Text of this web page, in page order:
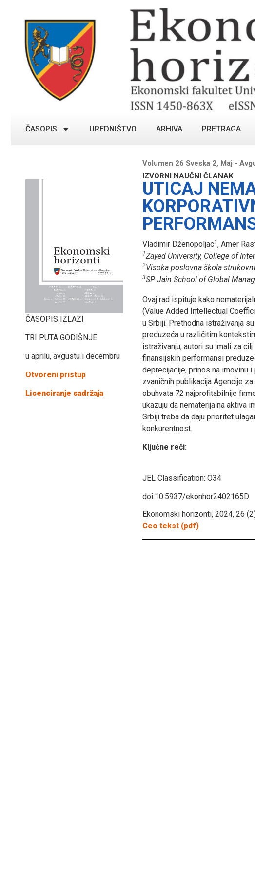
ČASOPIS UREDNIŠTVO ARHIVA PRETRAGA
ČASOPIS IZLAZI
TRI PUTA GODIŠNJE
u aprilu, avgustu i decembru
Otvoreni pristup
Licenciranje sadržaja
Volumen 26 Sveska 2, Maj -
IZVORNI NAUČNI ČLANAK
UTICAJ
Vladimir Dženopoljac1 , Amer
1Zayed University, College of
2Visoka poslovna škola
3SP Jain School of Global
Ovaj rad ispituje kako
(Value Added Intellectual
u Srbiji. Prethodna istraživanja
preduzeća u različitim
istraživanju, autori su imali za
finansijskih performansi
deprecijacije, prinos na imovinu
zvaničnih publikacija Agencije
obuhvata 72 najprofitabilnije
ukazuju da nematerijalna aktiva
Srbiji treba da daju prioritet
konkurentnost.
Ključne reči:
JEL Classification: O34
doi:10.5937/ekonhor2402165D
Ekonomski horizonti, 2024, 26
Ceo tekst (pdf)